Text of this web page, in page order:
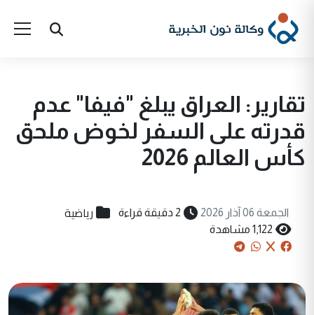
تقارير: العراق يبلغ "فيفا" عدم
قدرته على السفر لخوض ملحق
كأس العالم 2026
الجمعة 06 آذار 2026 2 دقيقة قراءة رياضية
1,122 مشاهدة